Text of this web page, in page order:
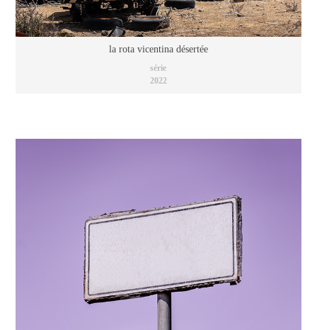
la rota vicentina désertée
série
2022